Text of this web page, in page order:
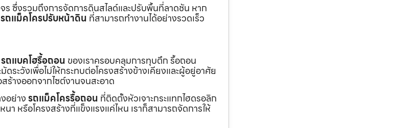
ร ซึ่งรวมถึงการจัดการดินสไลด์และปรับพื้นที่ลาดชัน หาก
รถแม็คโครปรับหน้าดิน ที่สามารถทำงานได้อย่างรวดเร็ว
รถแบคโฮรื้อถอน ของเราครอบคลุมการทุบตึก รื้อถอน
ระวังเพื่อไม่ให้กระทบต่อโครงสร้างข้างเคียงและผู้อยู่อาศัย
ร้างออกจากไซต์งานจนสะอาด
อย่างรถแม็คโครรื้อถอน ที่ติดตั้งหัวเจาะกระแทกไฮดรอลิก
า หรือโครงสร้างที่แข็งแรงแค่ไหน เราก็สามารถจัดการให้